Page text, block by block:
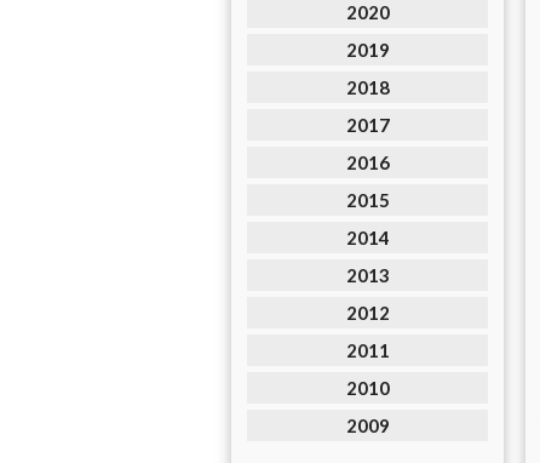
2020
2019
2018
2017
2016
2015
2014
2013
2012
2011
2010
2009